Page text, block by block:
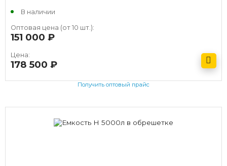
В наличии
Оптовая цена (от 10 шт.):
151 000
Цена:
178 500
Получить оптовый прайс